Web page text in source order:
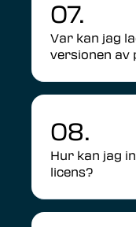
07.
Var kan jag
versionen
08.
Hur kan jag
licens?